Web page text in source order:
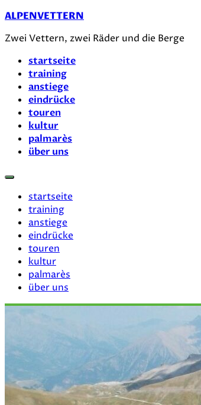
Zum
springen
ALPENVETTERN
Zwei Vettern, zwei Räder und die Berge
startseite
training
anstiege
eindrücke
touren
kultur
palmarès
über uns
startseite
training
anstiege
eindrücke
touren
kultur
palmarès
über uns